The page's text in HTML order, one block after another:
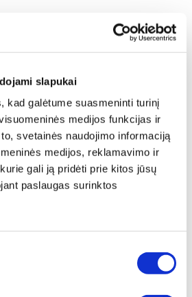
slapukai
kad galėtume suasmeninti turinį
medijos funkcijas ir
svetainės naudojimo informaciją
medijos, reklamavimo ir
gali ją pridėti prie kitos jūsų
paslaugas surinktos